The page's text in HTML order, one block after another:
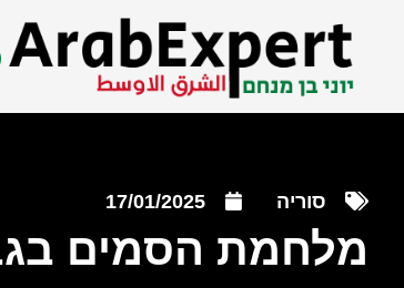
סוריה 17/01/2025
מלחמת הסמים